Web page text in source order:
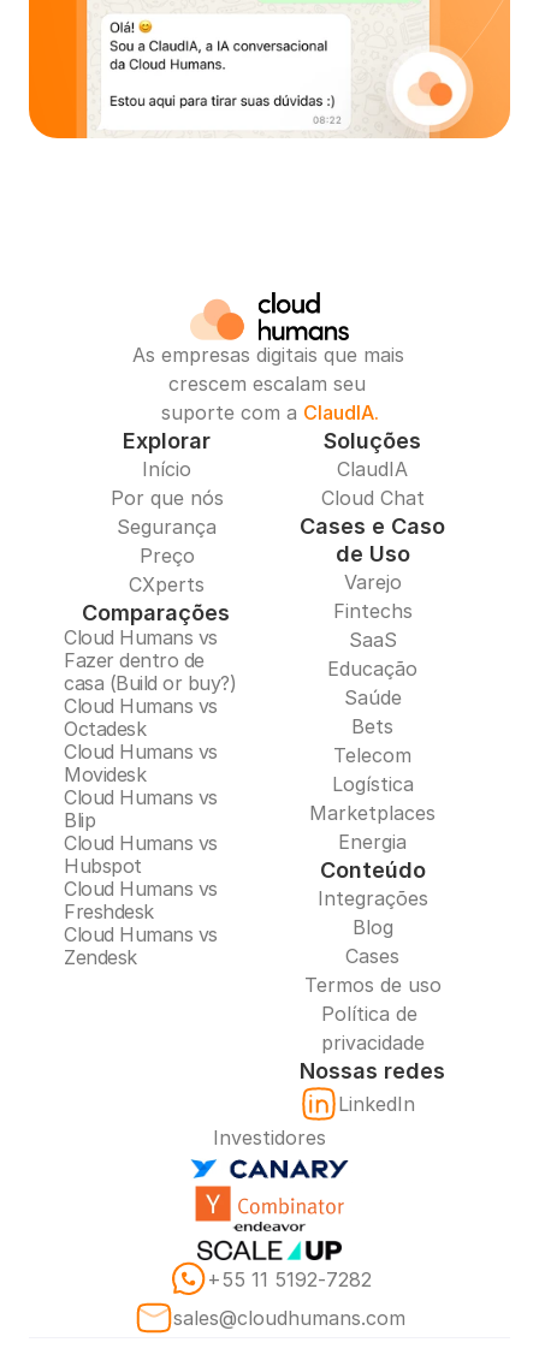
As empresas digitais que mais
crescem escalam seu
suporte com a ClaudIA.
Explorar
Início
Por que nós
Segurança
Preço
CXperts
Comparações
Cloud Humans vs
Fazer dentro de
casa (Build or buy?)
Cloud Humans vs
Octadesk
Cloud Humans vs
Movidesk
Cloud Humans vs
Blip
Cloud Humans vs
Hubspot
Cloud Humans vs
Freshdesk
Cloud Humans vs
Zendesk
Soluções
ClaudIA
Cloud Chat
Cases e Caso
de Uso
Varejo
Fintechs
SaaS
Educação
Saúde
Bets
Telecom
Logística
Marketplaces
Energia
Conteúdo
Integrações
Blog
Cases
Termos de uso
Política de
privacidade
Nossas redes
LinkedIn
Investidores
‪+55 11 5192‑7282‬
sales@cloudhumans.com